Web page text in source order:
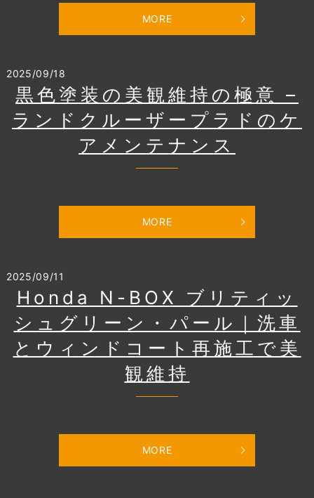
MORE
2025/09/18
黒色塗装の美観維持の極意 –
ランドクルーザープラドのケ
アメンテナンス
MORE
2025/09/11
Honda N-BOX ブリティッ
シュグリーン・パール｜洗車
とウィンドコート再施工で美
観維持
MORE